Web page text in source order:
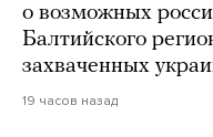
о возможных
Балтийского
захваченных
19 часов назад